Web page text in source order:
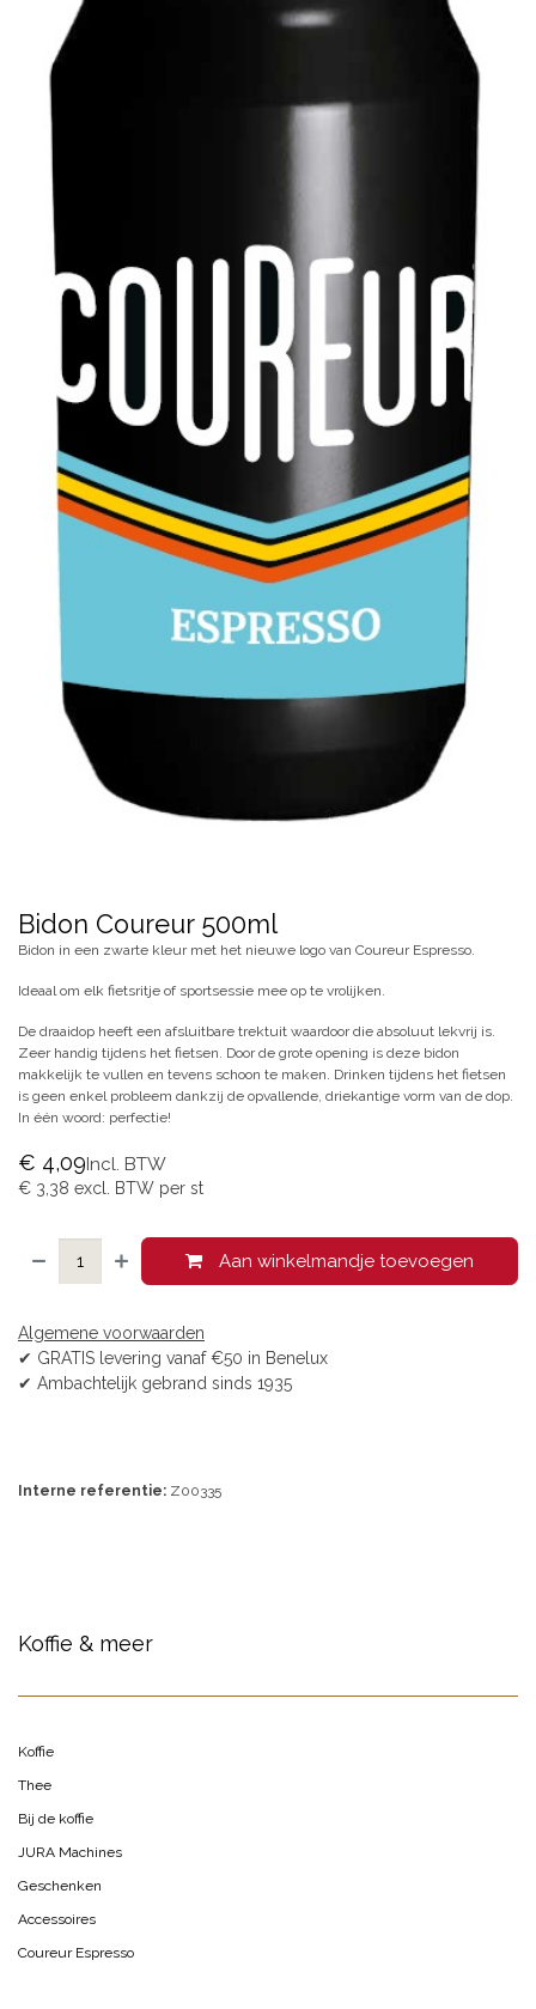
Bidon Coureur 500ml
Bidon in een zwarte kleur met het nieuwe logo van Coureur Espresso.
Ideaal om elk fietsritje of sportsessie mee op te vrolijken.
De draaidop heeft een afsluitbare trektuit waardoor die absoluut lekvrij is.
Zeer handig tijdens het fietsen. Door de grote opening is deze bidon
makkelijk te vullen en tevens schoon te maken. Drinken tijdens het fietsen
is geen enkel probleem dankzij de opvallende, driekantige vorm van de dop.
In één woord: perfectie!
€ 4,09Incl. BTW
€ 3,38 excl. BTW per st
Aan winkelmandje toevoegen
Algemene voorwaarden
✔ GRATIS levering vanaf €50 in Benelux
✔ Ambachtelijk gebrand sinds 1935
Interne referentie: Z00335
Koffie & meer
Koffie
Thee
Bij de koffie
JURA Machines
Geschenken
Accessoires
Coureur Espresso